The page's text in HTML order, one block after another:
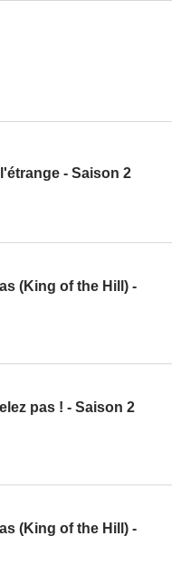
- Saison 2
(King of the Hill) -
pas ! - Saison 2
(King of the Hill) -